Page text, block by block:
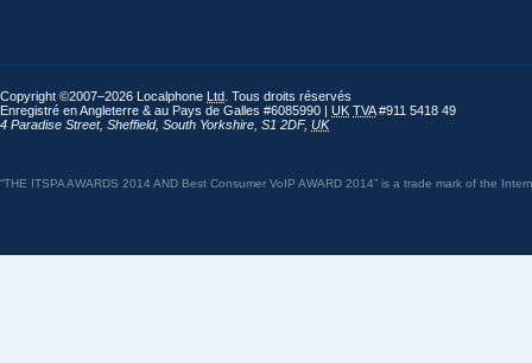
Copyright ©2007–2026 Localphone Ltd . Tous droits réservés
Enregistré en Angleterre & au Pays de Galles #6085990 | UK TVA#911 5418 49
4 Paradise Street, Sheffield, South Yorkshire S1 2DF, UK
“THE ITSPA AWARDS 2014 AND Best Consumer VoIP AWARD 2014” is a trade mark of the